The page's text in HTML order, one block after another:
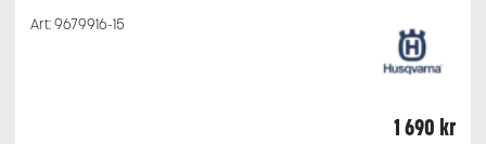
Art:9679916-15
1 690 kr